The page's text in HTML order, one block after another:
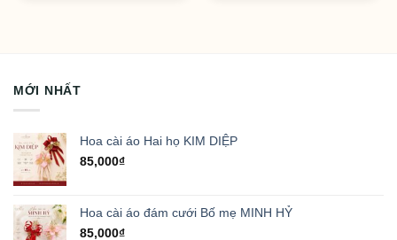
MỚI NHẤT
Hoa cài áo Hai họ KIM DIỆP
85,000₫
Hoa cài áo đám cưới Bố mẹ MINH HỶ
85,000₫